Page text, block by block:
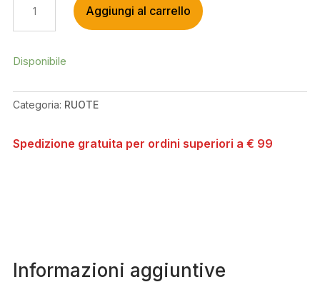
SWISS
350
6
32
FORI,
MM
QUANTITÀ
Aggiungi al carrello
Disponibile
Categoria: RUOTE
Spedizione gratuita per ordini superiori a € 99
Informazioni aggiuntive